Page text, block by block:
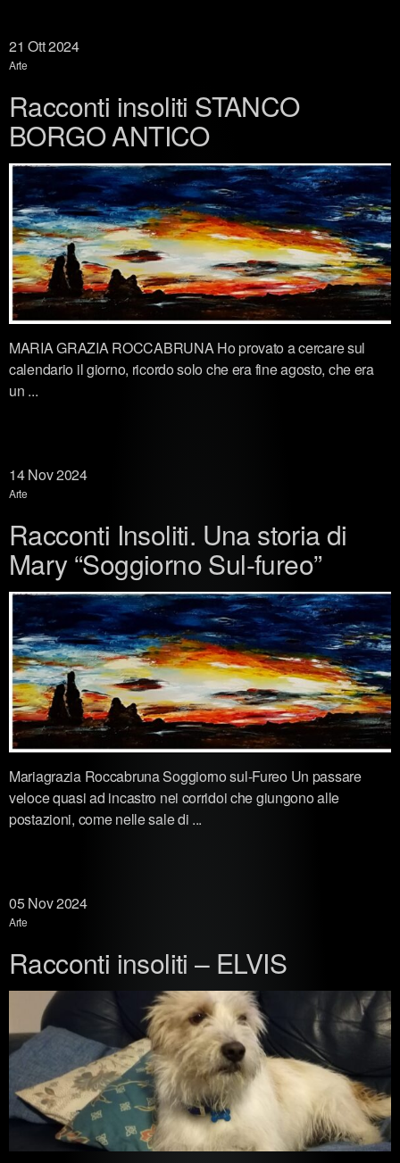
21 Ott 2024
Arte
Racconti insoliti STANCO
BORGO ANTICO
MARIA GRAZIA ROCCABRUNA Ho provato a cercare sul
calendario il giorno, ricordo solo che era fine agosto, che era
un ...
14Nov 2024
Arte
Racconti Insoliti. Una storia di
Mary “Soggiorno Sul-fureo”
Mariagrazia Roccabruna Soggiorno sul-Fureo Un passare
veloce quasi ad incastro nei corridoi che giungono alle
postazioni, come nelle sale di ...
05Nov 2024
Arte
Racconti insoliti – ELVIS